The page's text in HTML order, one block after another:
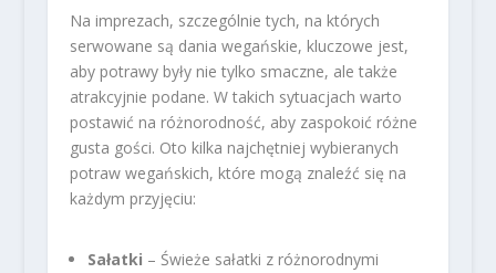
Na imprezach, szczególnie tych, na których
serwowane są dania wegańskie, kluczowe jest,
aby potrawy były nie tylko smaczne, ale także
atrakcyjnie podane. W takich sytuacjach warto
postawić na różnorodność, aby zaspokoić różne
gusta gości. Oto kilka najchętniej wybieranych
potraw wegańskich, które mogą znaleźć się na
każdym przyjęciu:
Sałatki – Świeże sałatki z różnorodnymi